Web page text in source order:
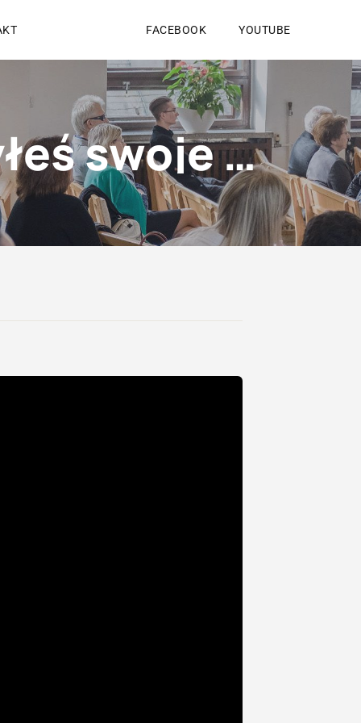
FACEBOOK YOUTUBE
W co wierzysz i czy powierzyłeś swoje życie Jezusowi?